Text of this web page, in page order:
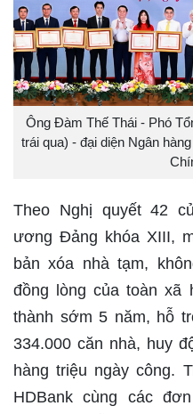
Ông Đàm Thế Thái - Phó
trái qua) - đại diện Ngân
Theo Nghị quyết 42
ương Đảng khóa XIII,
bản xóa nhà tạm,
đồng lòng của toàn xã
thành sớm 5 năm, hỗ
334.000 căn nhà, huy
hàng triệu ngày công.
HDBank cùng các